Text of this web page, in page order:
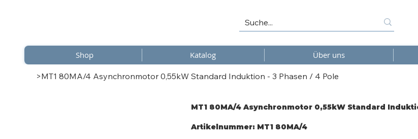
Shop Katalog Über uns
>MT1 80MA/4 Asynchronmotor 0,55kW Standard Induktion - 3 Phasen / 4 Pole
MT1 80MA/4 Asynchronmotor 0,55kW Standard
Artikelnummer: Artikelnummer:
MT1
MT1 80MA/4